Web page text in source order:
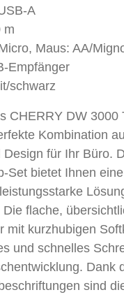
A
m
Maus: AA/
Empfänger
schwarz
CHERRY DW 3000
Kombination
für Ihr Büro.
Set bietet Ihnen eine
flache,
mit kurzhubigen
und schnelles
Dank
sind